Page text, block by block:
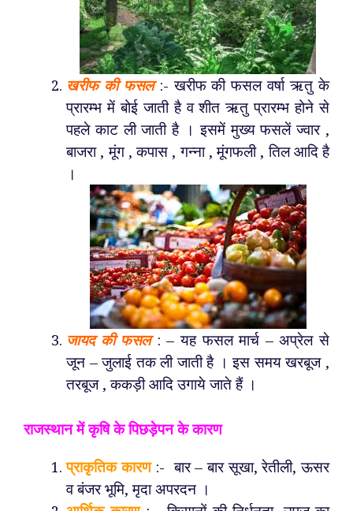
खरीफ की फसल :- खरीफ की फसल वर्षा ऋतु के
प्रारम्भ में बोई जाती है व शीत ऋतु प्रारम्भ होने से
पहले काट ली जाती है । इसमें मुख्य फसलें ज्वार ,
बाजरा , मूंग , कपास , गन्ना , मूंगफली , तिल आदि है
।
जायद की फसल: – यह फसल मार्च – अप्रेल से
जून – जुलाई तक ली जाती है । इस समय खरबूज ,
तरबूज , ककड़ी आदि उगाये जाते हैं ।
राजस्थान में कृषि के पिछड़ेपन के कारण
प्राकृतिक कारण:- बार – बार सूखा, रेतीली, ऊसर
व बंजर भूमि, मृदा अपरदन ।